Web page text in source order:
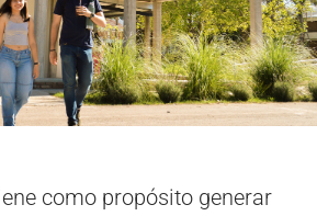
como propósito generar